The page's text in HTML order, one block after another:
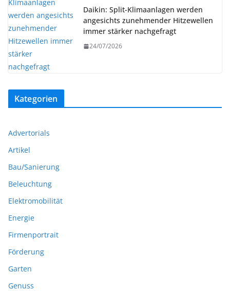
Daikin: Split-Klimaanlagen werden
angesichts zunehmender Hitzewellen
immer stärker nachgefragt
24/07/2026
Kategorien
Advertorials
Artikel
Bau/Sanierung
Beleuchtung
Elektromobilität
Energie
Firmenportrait
Förderung
Garten
Genuss